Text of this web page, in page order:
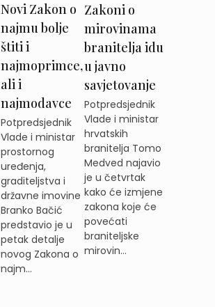
Novi Zakon o
najmu bolje
štiti i
najmoprimce,
ali i
najmodavce
Potpredsjednik
Vlade i ministar
prostornog
uređenja,
graditeljstva i
državne imovine
Branko Bačić
predstavio je u
petak detalje
novog Zakona o
najm...
Zakoni o
mirovinama
branitelja idu
u javno
savjetovanje
Potpredsjednik
Vlade i ministar
hrvatskih
branitelja Tomo
Medved najavio
je u četvrtak
kako će izmjene
zakona koje će
povećati
braniteljske
mirovin...